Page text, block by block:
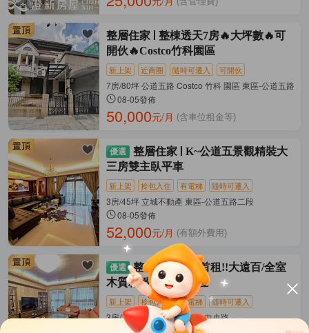
整層住家
整棟透天7房🔥大坪數🔥可
開伙🔥Costco竹科園區
新上架 近商圈 隨時可遷入 可開伙
7房/80坪 公道五路 Costco 竹科 園區 東區-公道五路二
08-05發佈
50,000元/月 (含車位租金等)
整層住家
K~公道五景觀精裝大
三房雙主臥平車
新上架 拎包入住 有電梯 隨時可遷入
3房/45坪 立城不動產 東區-公道五路二段
08-05發佈
52,000元/月 (有額外費用)
整層住家
K~首租!!大遠百/全室
木質精緻三房/附車位
新上架 拎包入住 有電梯 隨時可遷入
3房/32坪 立城不動產 東區-中央路
08-05發佈